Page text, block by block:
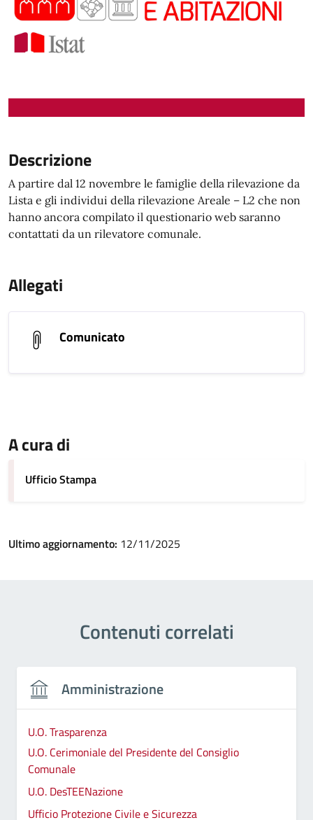
Descrizione
A partire dal 12 novembre le famiglie della rilevazione da
Lista e gli individui della rilevazione Areale – L2 che non
hanno ancora compilato il questionario web saranno
contattati da un rilevatore comunale.
Allegati
Comunicato
A cura di
Ufficio Stampa
Ultimo aggiornamento: 12/11/2025
Contenuti correlati
Amministrazione
U.O. Trasparenza
U.O. Cerimoniale del Presidente del Consiglio
Comunale
U.O. DesTEENazione
Ufficio Protezione Civile e Sicurezza